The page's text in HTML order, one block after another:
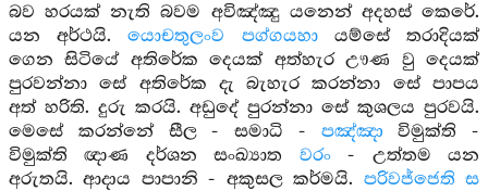
බව හරයක් නැති බවම අවිඤ්ඤු යනෙන් අදහස් කෙරේ.
යන අර්ථයි.යොචතුලංව පග්ගයහායම්සේ තරාදියක්
ගෙන සිටියේ අතිරේක දෙයක් අත්හැර ඌණ වු දෙයක්
පුරවන්නා සේ අතිරේක දැ බැහැර කරන්නා සේ පාපය
අත් හරිති. දුරු කරයි. අඩුදේ පුරන්නා සේ කුශලය පුරවයි.
මෙසේ කරන්නේ සීල - සමාධි - පඤ්ඤා විමුක්ති -
විමුක්ති ඥාණ දර්ශන සංඛ්‍යාත වරං- උත්තම යන
අරුතයි. ආදාය පාපානි - අකුසල කර්මයි. පරිවජ්ජෙති ස